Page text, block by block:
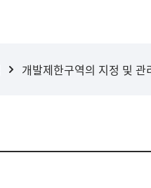
개발제한구역의 지정 및 관